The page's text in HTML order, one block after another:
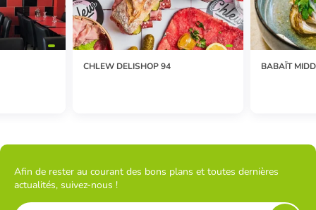
CHLEW DELISHOP 94 BABAÏT
Afin de rester au courant des bons plans et toutes dernières
actualités, suivez-nous !